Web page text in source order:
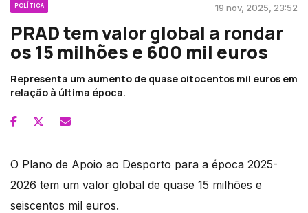
POLÍTICA 19 nov, 2025, 23:52
PRAD tem valor global a rondar
os 15 milhões e 600 mil euros
Representa um aumento de quase oitocentos mil euros em
relação à última época.
O Plano de Apoio ao Desporto para a época 2025-
2026 tem um valor global de quase 15 milhões e
seiscentos mil euros.